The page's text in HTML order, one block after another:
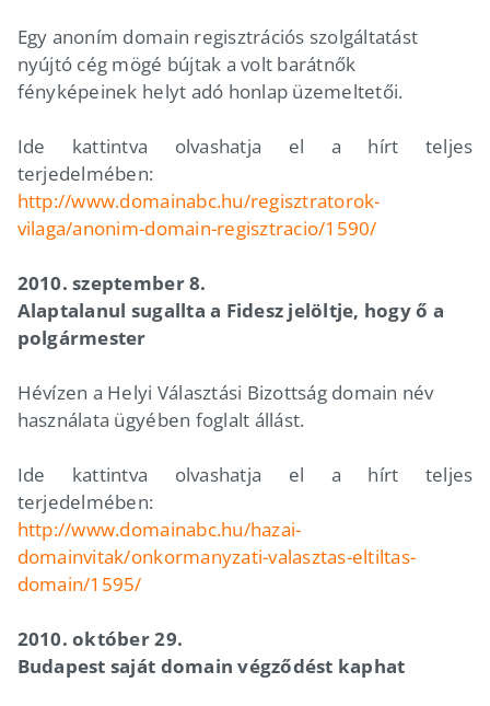
Egy anoním domain regisztrációs szolgáltatást
nyújtó cég mögé bújtak a volt barátnők
fényképeinek helyt adó honlap üzemeltetői.
Ide kattintva olvashatja el a hírt teljes
terjedelmében:
http://www.domainabc.hu/regisztratorok-
vilaga/anonim-domain-regisztracio/1590/
2010. szeptember 8.
Alaptalanul sugallta a Fidesz jelöltje, hogy ő a
polgármester
Hévízen a Helyi Választási Bizottság domain név
használata ügyében foglalt állást.
Ide kattintva olvashatja el a hírt teljes
terjedelmében:
http://www.domainabc.hu/hazai-
domainvitak/onkormanyzati-valasztas-eltiltas-
domain/1595/
2010. október 29.
Budapest saját domain végződést kaphat